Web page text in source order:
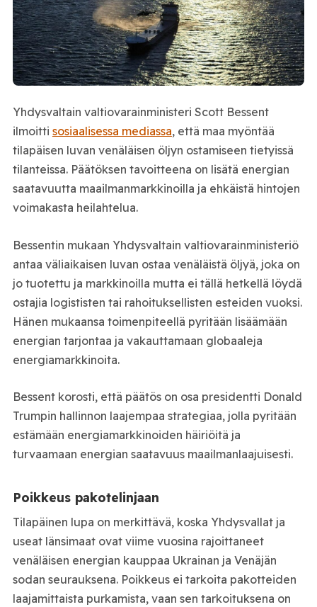
Yhdysvaltain valtiovarainministeri Scott Bessent
ilmoitti sosiaalisessa mediassa, että maa myöntää
tilapäisen luvan venäläisen öljyn ostamiseen tietyissä
tilanteissa. Päätöksen tavoitteena on lisätä energian
saatavuutta maailmanmarkkinoilla ja ehkäistä hintojen
voimakasta heilahtelua.
Bessentin mukaan Yhdysvaltain valtiovarainministeriö
antaa väliaikaisen luvan ostaa venäläistä öljyä, joka on
jo tuotettu ja markkinoilla mutta ei tällä hetkellä löydä
ostajia logististen tai rahoituksellisten esteiden vuoksi.
Hänen mukaansa toimenpiteellä pyritään lisäämään
energian tarjontaa ja vakauttamaan globaaleja
energiamarkkinoita.
Bessent korosti, että päätös on osa presidentti Donald
Trumpin hallinnon laajempaa strategiaa, jolla pyritään
estämään energiamarkkinoiden häiriöitä ja
turvaamaan energian saatavuus maailmanlaajuisesti.
Poikkeus pakotelinjaan
Tilapäinen lupa on merkittävä, koska Yhdysvallat ja
useat länsimaat ovat viime vuosina rajoittaneet
venäläisen energian kauppaa Ukrainan ja Venäjän
sodan seurauksena. Poikkeus ei tarkoita pakotteiden
laajamittaista purkamista, vaan sen tarkoituksena on